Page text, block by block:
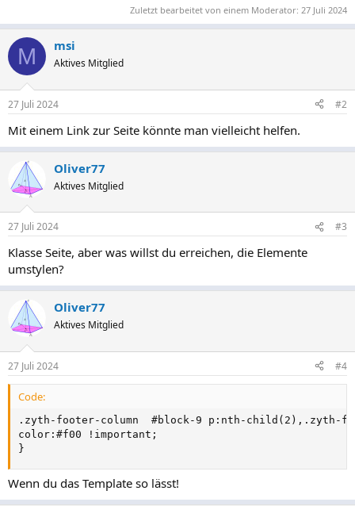
Zuletzt bearbeitet von einem Moderator: 27 Juli 2024
M msi
Aktives Mitglied
27 Juli 2024 #2
Mit einem Link zur Seite könnte man vielleicht helfen.
Oliver77
Aktives Mitglied
27 Juli 2024 #3
Klasse Seite, aber was willst du erreichen, die Elemente
umstylen?
Oliver77
Aktives Mitglied
27 Juli 2024 #4
Code:
.zyth-footer-column  #block-9 p:nth-child(2),.zyth-
color:#f00 !important;
}
Wenn du das Template so lässt!